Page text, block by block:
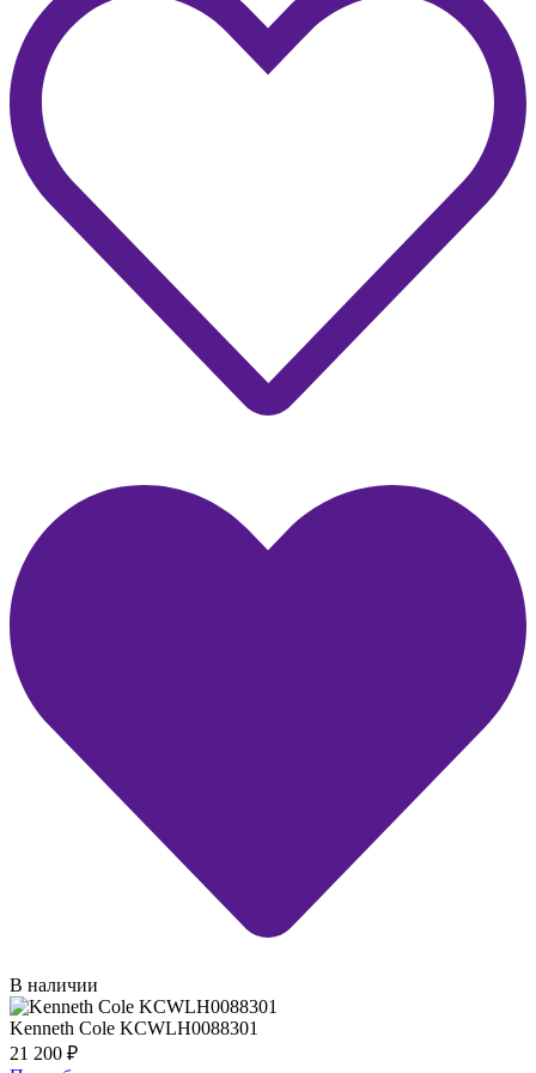
В наличии
Kenneth Cole KCWLH0088301
21 200 ₽